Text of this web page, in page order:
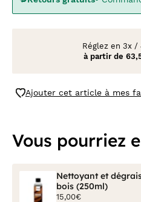
Réglez en 3x /
à partir de
Ajouter cet article à mes
Vous pourriez
Nettoyant et
bois (250ml)
15,00€